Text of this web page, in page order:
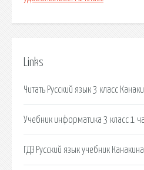
Links
Читать Русский язык 3 класс
Учебник информатика 3 класс 1
ГДЗ Русский язык учебник